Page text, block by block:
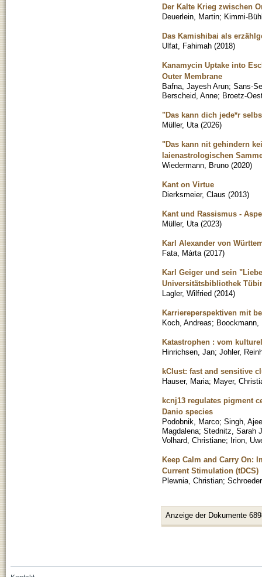
Der Kalte Krieg zwischen
Deuerlein, Martin; Kimmi-
Das Kamishibai als
Ulfat, Fahimah (2018)
Kanamycin Uptake into
Outer Membrane
Bafna, Jayesh Arun; Sans-
Berscheid, Anne; Broetz-
"Das kann dich jede*r
Müller, Uta (2026)
"Das kann nit gehindern
laienastrologischen
Wiedermann, Bruno (2020)
Kant on Virtue
Dierksmeier, Claus (2013)
Kant und Rassismus -
Müller, Uta (2023)
Karl Alexander von
Fata, Márta (2017)
Karl Geiger und sein
Universitätsbibliothek
Lagler, Wilfried (2014)
Karriereperspektiven mit
Koch, Andreas; Boockmann,
Katastrophen : vom
Hinrichsen, Jan; Johler,
kClust: fast and sensitive
Hauser, Maria; Mayer,
kcnj13 regulates pigment
Danio species
Podobnik, Marco; Singh,
Magdalena; Stednitz, Sarah
Volhard, Christiane; Irion,
Keep Calm and Carry On:
Current Stimulation (tDCS)
Plewnia, Christian;
Anzeige der Dokumente